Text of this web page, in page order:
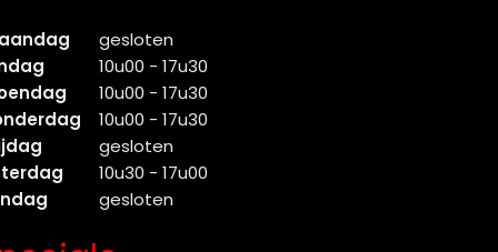
gesloten
10u00 - 17u30
10u00 - 17u30
10u00 - 17u30
gesloten
10u30 - 17u00
gesloten